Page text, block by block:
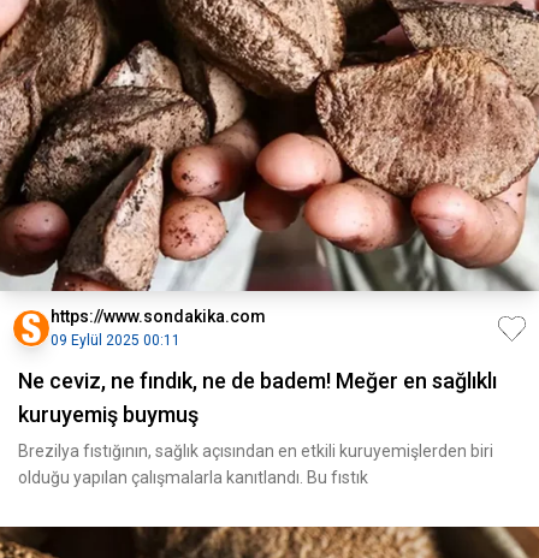
https://www.sondakika.com
09 Eylül 2025 00:11
Ne ceviz, ne fındık, ne de badem! Meğer en sağlıklı
kuruyemiş buymuş
Brezilya fıstığının, sağlık açısından en etkili kuruyemişlerden biri
olduğu yapılan çalışmalarla kanıtlandı. Bu fıstık